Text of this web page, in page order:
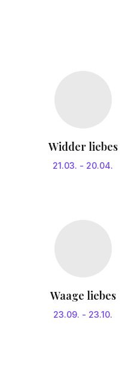
Widder liebes
21.03. - 20.04.
Waage liebes
23.09. - 23.10.